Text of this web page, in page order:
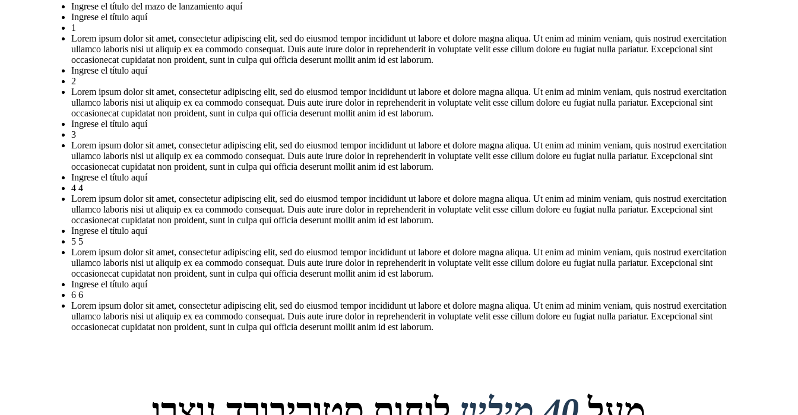
Ingrese el título del mazo de lanzamiento aquí
Ingrese el título aquí
1
Lorem ipsum dolor sit amet, consectetur adipiscing elit, sed do eiusmod tempor incididunt ut labore et dolore magna aliqua. Ut enim ad minim veniam, quis nostrud exercitation
ullamco laboris nisi ut aliquip ex ea commodo consequat. Duis aute irure dolor in reprehenderit in voluptate velit esse cillum dolore eu fugiat nulla pariatur. Excepcional sint
occasionecat cupidatat non proident, sunt in culpa qui officia deserunt mollit anim id est laborum.
Ingrese el título aquí
2
Lorem ipsum dolor sit amet, consectetur adipiscing elit, sed do eiusmod tempor incididunt ut labore et dolore magna aliqua. Ut enim ad minim veniam, quis nostrud exercitation
ullamco laboris nisi ut aliquip ex ea commodo consequat. Duis aute irure dolor in reprehenderit in voluptate velit esse cillum dolore eu fugiat nulla pariatur. Excepcional sint
occasionecat cupidatat non proident, sunt in culpa qui officia deserunt mollit anim id est laborum.
Ingrese el título aquí
3
Lorem ipsum dolor sit amet, consectetur adipiscing elit, sed do eiusmod tempor incididunt ut labore et dolore magna aliqua. Ut enim ad minim veniam, quis nostrud exercitation
ullamco laboris nisi ut aliquip ex ea commodo consequat. Duis aute irure dolor in reprehenderit in voluptate velit esse cillum dolore eu fugiat nulla pariatur. Excepcional sint
occasionecat cupidatat non proident, sunt in culpa qui officia deserunt mollit anim id est laborum.
Ingrese el título aquí
4 4
Lorem ipsum dolor sit amet, consectetur adipiscing elit, sed do eiusmod tempor incididunt ut labore et dolore magna aliqua. Ut enim ad minim veniam, quis nostrud exercitation
ullamco laboris nisi ut aliquip ex ea commodo consequat. Duis aute irure dolor in reprehenderit in voluptate velit esse cillum dolore eu fugiat nulla pariatur. Excepcional sint
occasionecat cupidatat non proident, sunt in culpa qui officia deserunt mollit anim id est laborum.
Ingrese el título aquí
5 5
Lorem ipsum dolor sit amet, consectetur adipiscing elit, sed do eiusmod tempor incididunt ut labore et dolore magna aliqua. Ut enim ad minim veniam, quis nostrud exercitation
ullamco laboris nisi ut aliquip ex ea commodo consequat. Duis aute irure dolor in reprehenderit in voluptate velit esse cillum dolore eu fugiat nulla pariatur. Excepcional sint
occasionecat cupidatat non proident, sunt in culpa qui officia deserunt mollit anim id est laborum.
Ingrese el título aquí
6 6
Lorem ipsum dolor sit amet, consectetur adipiscing elit, sed do eiusmod tempor incididunt ut labore et dolore magna aliqua. Ut enim ad minim veniam, quis nostrud exercitation
ullamco laboris nisi ut aliquip ex ea commodo consequat. Duis aute irure dolor in reprehenderit in voluptate velit esse cillum dolore eu fugiat nulla pariatur. Excepcional sint
occasionecat cupidatat non proident, sunt in culpa qui officia deserunt mollit anim id est laborum.